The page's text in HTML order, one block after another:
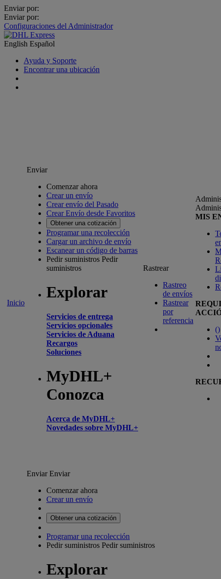
Enviar por:
Enviar por:
Configuraciones del Administrador
English Español
Ayuda y Soporte
Encontrar una ubicación
Inicio
Enviar
Comenzar ahora
Crear un envío
Crear envío del Pasado
Crear Envío desde Favoritos
Obtener una cotización
Programar una recolección
Cargar un archivo de envío
Escanear un código de barras
Pedir suministros Pedir
suministros
Explorar
Servicios de entrega
Servicios opcionales
Servicios de Aduana
Recargos
Soluciones
MyDHL+
Conozca
Acerca de MyDHL+
Novedades sobre MyDHL+
Rastrear
Rastreo
de envíos
Rastrear
por
referencia
MIS
()
EnviarEnviar
Comenzar ahora
Crear un envío
Obtener una cotización
Programar una recolección
Pedir suministros Pedir suministros
Explorar